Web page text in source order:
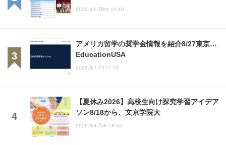
2026.8.5 Wed 10:40
アメリカ留学の奨学金情報を紹介8/27東京…
EducationUSA
2026.8.7 Fri 11:15
【夏休み2026】高校生向け探究学習アイデア
ソン8/18から、文京学院大
2026.8.4 Tue 18:45